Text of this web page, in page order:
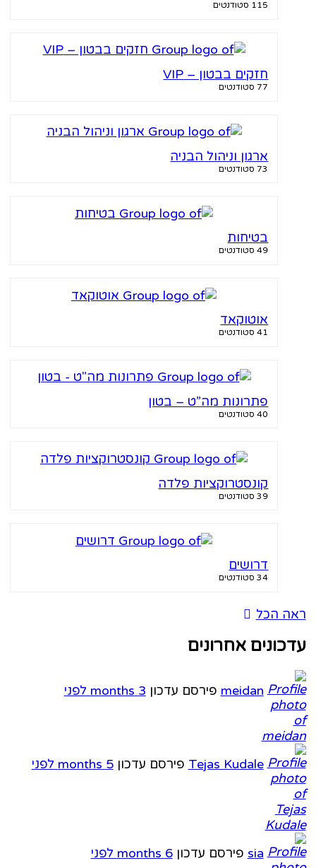
חזקים בבטון – VIP
ארגון וניהול הבניה
בטיחות
אוטוקאד
פתרונות מה”ט – בטון
קונסטרוקציות פלדה
דרושים
הכל
אחרונים
meidanפירסם עדכון3 months לפני
Tejas Kudaleפירסם עדכון5 months לפני
siaפירסם עדכון6 months לפני